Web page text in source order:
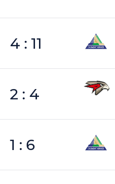
4 : 11
2 : 4
1 : 6